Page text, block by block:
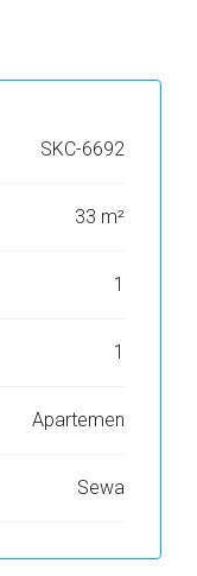
SKC-6692
33 m²
1
1
Apartemen
Sewa